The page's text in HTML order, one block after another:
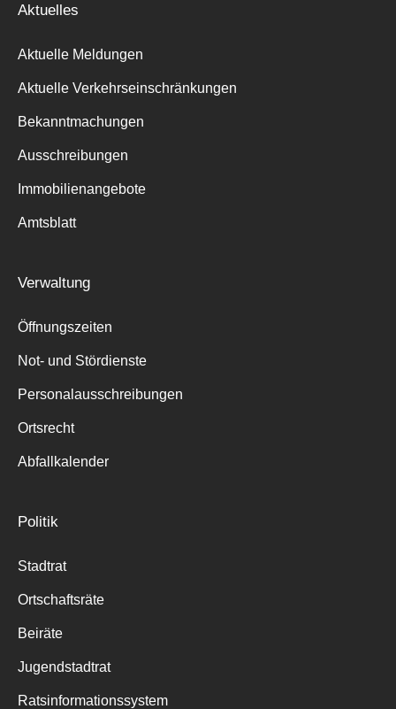
Suche
Aktuelles
Aktuelle Meldungen
Aktuelle Verkehrseinschränkungen
Bekanntmachungen
Ausschreibungen
Immobilienangebote
Amtsblatt
Verwaltung
Öffnungszeiten
Not- und Stördienste
Personalausschreibungen
Ortsrecht
Abfallkalender
Politik
Stadtrat
Ortschaftsräte
Beiräte
Jugendstadtrat
Ratsinformationssystem